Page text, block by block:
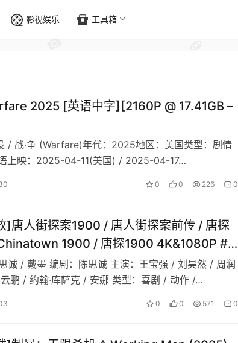
影视娱乐 工具箱
2025 [英语中字][2160P @ 17.41GB –
/ 战·争 (Warfare)年代：2025地区：美国类型：剧情
上映：2025-04-11(美国) / 2025-04-17…
0 0 226 0
]唐人街探案1900 / 唐人街探案前传 / 唐探
1900 / 唐探1900 4K&1080P #
润发 #白客
诚 / 戴墨 编剧：陈思诚 主演：王宝强 / 刘昊然 / 周润
鹏 / 约翰·库萨克 / 安娜 类型：喜剧 / 动作 /…
0 0 571 0